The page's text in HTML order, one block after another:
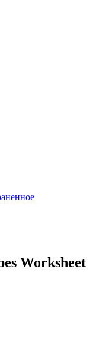
Worksheet